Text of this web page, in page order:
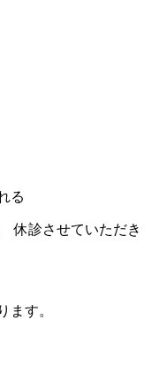
る
診させていただき
す。